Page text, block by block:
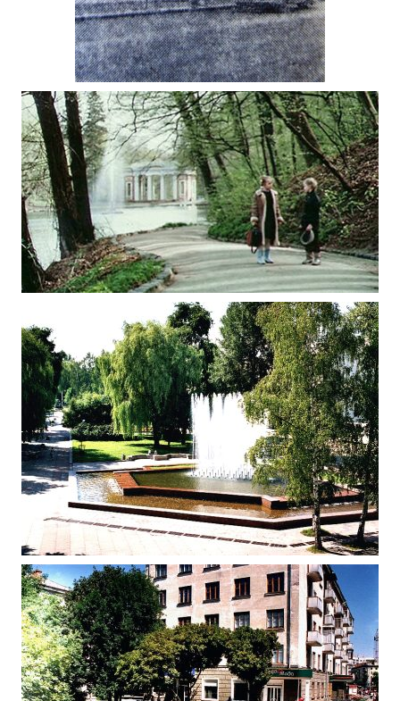
БУДІВНИЦТВО ТОРГОВЕЛЬНО-
КООПЕРАТИВНОЇ ШКОЛИ ЖИТОМИРА 1957
Фото Житомир (1945-1960)
ЖИТОМИР У ФІЛЬМІ “САВРАСКА” 1989
Відео Житомира
ЛІТНІ ФОТОНАРИСИ ЖИТОМИРА 2001
Фото Житомир - сучасна
Україна